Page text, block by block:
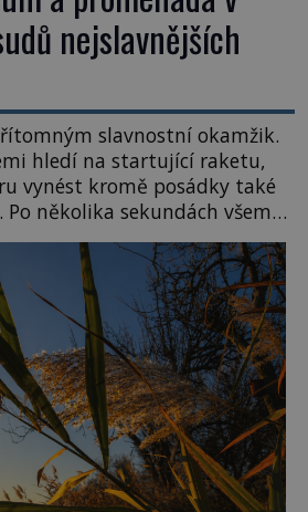
nejslavnějších
slavnostní okamžik.
hledí na startující raketu,
vynést kromě posádky také
několika sekundách všem
totiž exploduje. Jejich
kraje, daňové
dolarů. Na druhou stranu
věci. Na malé kousky
[…]